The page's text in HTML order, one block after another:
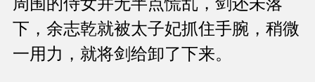
下，余志乾就被太子妃抓住手腕，稍微
一用力，就将剑给卸了下来。